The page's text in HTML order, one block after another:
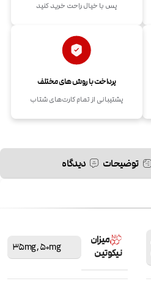
پس با خیال راحت خرید کنید
پرداخت با روش های مختلف
پشتیبانی از تمام کارت‌های شتاب
توضیحات دیدگاه
میزان
نیکوتین
35mg,50mg